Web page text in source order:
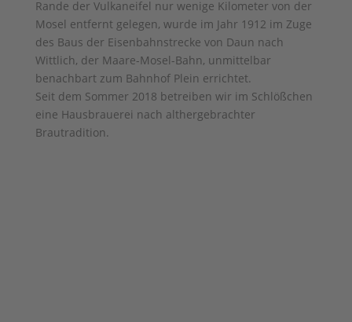
Rande der Vulkaneifel nur wenige Kilometer von der
Mosel entfernt gelegen, wurde im Jahr 1912 im Zuge
des Baus der Eisenbahnstrecke von Daun nach
Wittlich, der Maare-Mosel-Bahn, unmittelbar
benachbart zum Bahnhof Plein errichtet.
Seit dem Sommer 2018 betreiben wir im Schlößchen
eine Hausbrauerei nach althergebrachter
Brautradition.